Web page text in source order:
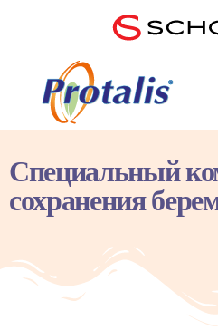
Специальный
сохранения